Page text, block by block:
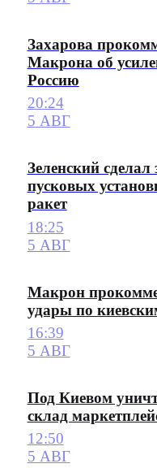
Захарова
Макрона об
Россию
20:24
5 АВГ
Зеленский сделал
пусковых
ракет
18:25
5 АВГ
Макрон
удары по
16:39
5 АВГ
Под Киевом
склад
12:50
5 АВГ